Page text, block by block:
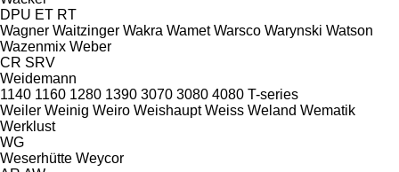
DPU ET RT
Wagner Waitzinger Wakra Wamet Warsco Warynski Watson
Wazenmix Weber
CR SRV
Weidemann
1140 1160 1280 1390 3070 3080 4080 T-series
Weiler Weinig Weiro Weishaupt Weiss Weland Wematik
Werklust
WG
Weserhütte Weycor